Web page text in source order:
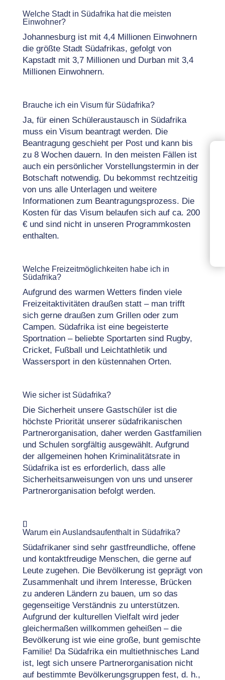
Welche Stadt in Südafrika hat die meisten
Einwohner?
Johannesburg ist mit 4,4 Millionen Einwohnern
die größte Stadt Südafrikas, gefolgt von
Kapstadt mit 3,7 Millionen und Durban mit 3,4
Millionen Einwohnern.
Brauche ich ein Visum für Südafrika?
Ja, für einen Schüleraustausch in Südafrika
muss ein Visum beantragt werden. Die
Beantragung geschieht per Post und kann bis
zu 8 Wochen dauern. In den meisten Fällen ist
auch ein persönlicher Vorstellungstermin in der
Botschaft notwendig. Du bekommst rechtzeitig
von uns alle Unterlagen und weitere
Informationen zum Beantragungsprozess. Die
Kosten für das Visum belaufen sich auf ca. 200
€ und sind nicht in unseren Programmkosten
enthalten.
Welche Freizeitmöglichkeiten habe ich in
Südafrika?
Aufgrund des warmen Wetters finden viele
Freizeitaktivitäten draußen statt – man trifft
sich gerne draußen zum Grillen oder zum
Campen. Südafrika ist eine begeisterte
Sportnation – beliebte Sportarten sind Rugby,
Cricket, Fußball und Leichtathletik und
Wassersport in den küstennahen Orten.
Wie sicher ist Südafrika?
Die Sicherheit unsere Gastschüler ist die
höchste Priorität unserer südafrikanischen
Partnerorganisation, daher werden Gastfamilien
und Schulen sorgfältig ausgewählt. Aufgrund
der allgemeinen hohen Kriminalitätsrate in
Südafrika ist es erforderlich, dass alle
Sicherheitsanweisungen von uns und unserer
Partnerorganisation befolgt werden.
Warum ein Auslandsaufenthalt in Südafrika?
Südafrikaner sind sehr gastfreundliche, offene
und kontaktfreudige Menschen, die gerne auf
Leute zugehen. Die Bevölkerung ist geprägt von
Zusammenhalt und ihrem Interesse, Brücken
zu anderen Ländern zu bauen, um so das
gegenseitige Verständnis zu unterstützen.
Aufgrund der kulturellen Vielfalt wird jeder
gleichermaßen willkommen geheißen – die
Bevölkerung ist wie eine große, bunt gemischte
Familie! Da Südafrika ein multiethnisches Land
ist, legt sich unsere Partnerorganisation nicht
auf bestimmte Bevölkerungsgruppen fest, d. h.,